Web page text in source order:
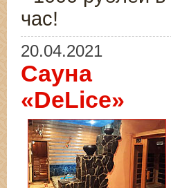
час!
20.04.2021
Сауна
«DeLice»